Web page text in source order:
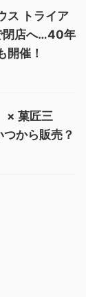
ス トライア
閉店へ…40年
開催！
× 菓匠三
から販売？